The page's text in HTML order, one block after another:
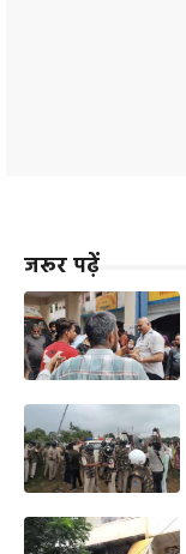
जरूर पढ़ें